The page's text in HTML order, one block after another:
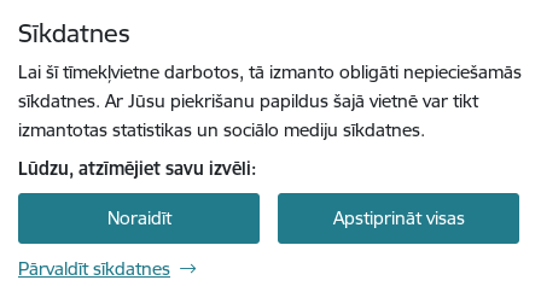
Sīkdatnes
Lai šī tīmekļvietne darbotos, tā izmanto obligāti nepieciešamās
sīkdatnes. Ar Jūsu piekrišanu papildus šajā vietnē var tikt
izmantotas statistikas un sociālo mediju sīkdatnes.
Lūdzu, atzīmējiet savu izvēli:
Noraidīt Apstiprināt visas
Pārvaldīt sīkdatnes